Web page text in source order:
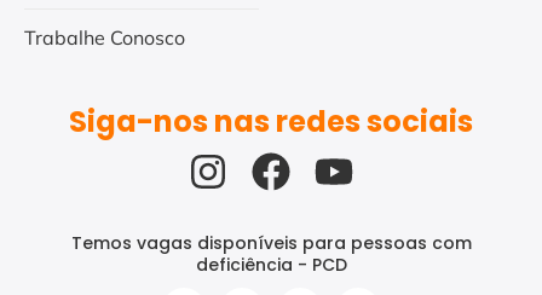
Trabalhe Conosco
Siga-nos nas redes sociais
Temos vagas disponíveis para pessoas com
deficiência - PCD